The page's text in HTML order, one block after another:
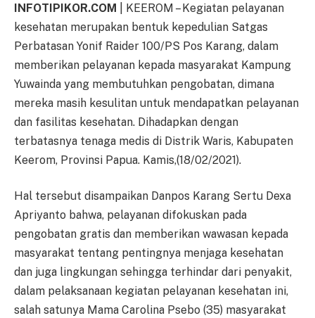
INFOTIPIKOR.COM
| KEEROM – Kegiatan pelayanan
kesehatan merupakan bentuk kepedulian Satgas
Perbatasan Yonif Raider 100/PS Pos Karang, dalam
memberikan pelayanan kepada masyarakat Kampung
Yuwainda yang membutuhkan pengobatan, dimana
mereka masih kesulitan untuk mendapatkan pelayanan
dan fasilitas kesehatan. Dihadapkan dengan
terbatasnya tenaga medis di Distrik Waris, Kabupaten
Keerom, Provinsi Papua. Kamis,(18/02/2021).
Hal tersebut disampaikan Danpos Karang Sertu Dexa
Apriyanto bahwa, pelayanan difokuskan pada
pengobatan gratis dan memberikan wawasan kepada
masyarakat tentang pentingnya menjaga kesehatan
dan juga lingkungan sehingga terhindar dari penyakit,
dalam pelaksanaan kegiatan pelayanan kesehatan ini,
salah satunya Mama Carolina Psebo (35) masyarakat